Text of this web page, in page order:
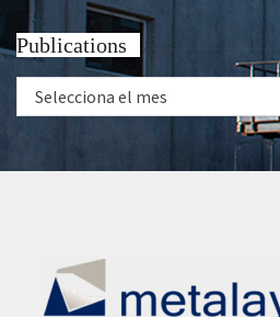
Publications
Selecciona el mes